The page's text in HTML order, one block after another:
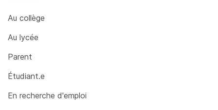
Au collège
Au lycée
Parent
Étudiant.e
En recherche d'emploi